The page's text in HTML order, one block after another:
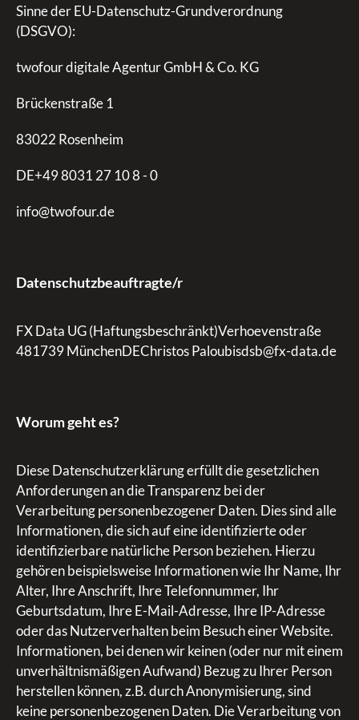
Sinne der EU-Datenschutz-Grundverordnung
(DSGVO):
twofour digitale Agentur GmbH & Co. KG
Brückenstraße 1
83022 Rosenheim
DE+49 8031 27 10 8 - 0
info@twofour.de
Datenschutzbeauftragte/r
FX Data UG (Haftungsbeschränkt)Verhoevenstraße
481739 MünchenDEChristos Paloubisdsb@fx-data.de
Worum geht es?
Diese Datenschutzerklärung erfüllt die gesetzlichen
Anforderungen an die Transparenz bei der
Verarbeitung personenbezogener Daten. Dies sind alle
Informationen, die sich auf eine identifizierte oder
identifizierbare natürliche Person beziehen. Hierzu
gehören beispielsweise Informationen wie Ihr Name, Ihr
Alter, Ihre Anschrift, Ihre Telefonnummer, Ihr
Geburtsdatum, Ihre E-Mail-Adresse, Ihre IP-Adresse
oder das Nutzerverhalten beim Besuch einer Website.
Informationen, bei denen wir keinen (oder nur mit einem
unverhältnismäßigen Aufwand) Bezug zu Ihrer Person
herstellen können, z.B. durch Anonymisierung, sind
keine personenbezogenen Daten. Die Verarbeitung von